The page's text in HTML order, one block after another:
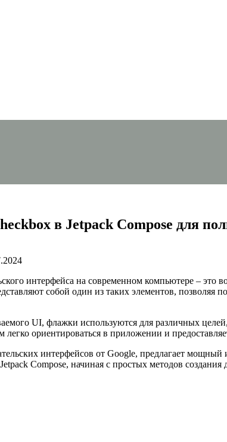
в Jetpack Compose для
интерфейса на современном компьютере – это
собой один из таких элементов, позволяя
UI, флажки используются для различных
ориентироваться в приложении и
интерфейсов от Google, предлагает
Compose, начиная с простых методов